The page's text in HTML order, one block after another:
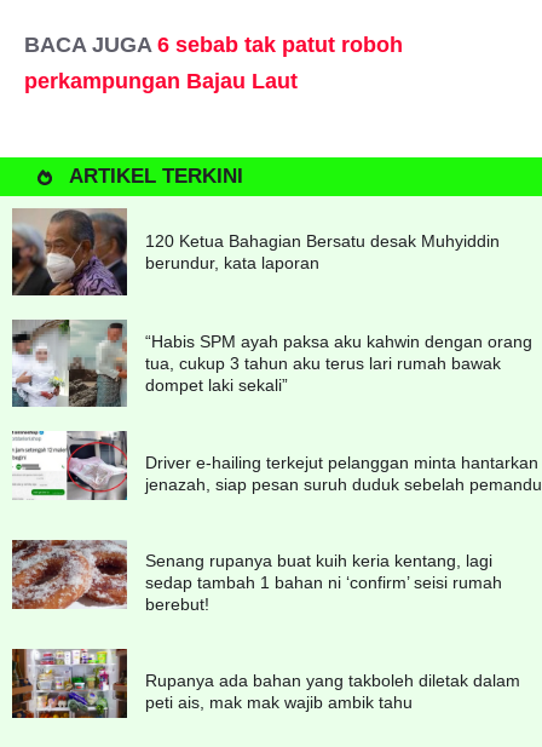
BACA JUGA 6 sebab tak patut roboh
perkampungan Bajau Laut
ARTIKEL TERKINI
120 Ketua Bahagian Bersatu desak Muhyiddin
berundur, kata laporan
“Habis SPM ayah paksa aku kahwin dengan orang
tua, cukup 3 tahun aku terus lari rumah bawak
dompet laki sekali”
Driver e-hailing terkejut pelanggan minta hantarkan
jenazah, siap pesan suruh duduk sebelah pemandu
Senang rupanya buat kuih keria kentang, lagi
sedap tambah 1 bahan ni ‘confirm’ seisi rumah
berebut!
Rupanya ada bahan yang takboleh diletak dalam
peti ais, mak mak wajib ambik tahu